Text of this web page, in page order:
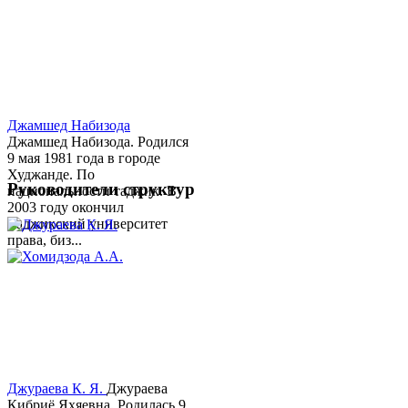
Джамшед Набизода
Джамшед Набизода. Родился
9 мая 1981 года в городе
Худжанде. По
национальности таджик. В
2003 году окончил
Таджикский университет
права, биз...
Руководители структур
Джураева К. Я. Джураева